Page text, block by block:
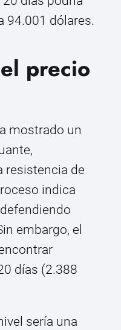
94.001 dólares.
precio
mostrado un
resistencia de
indica
embargo, el
días (2.388
sería una